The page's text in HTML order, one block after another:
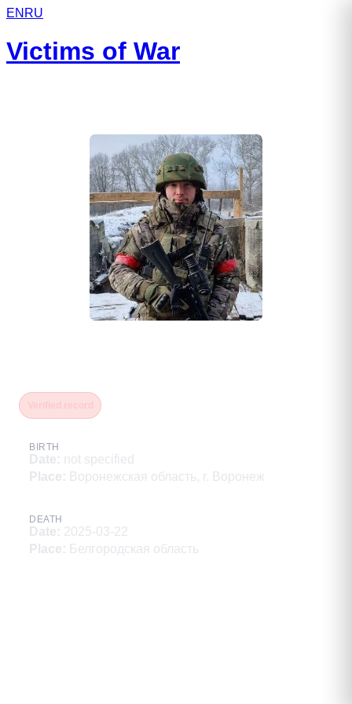
EN RU
Victims of War
BIRTH
Date: not specified
Place: Воронежская область, г. Воронеж
DEATH
Date: 2025-03-22
Place: Белгородская область